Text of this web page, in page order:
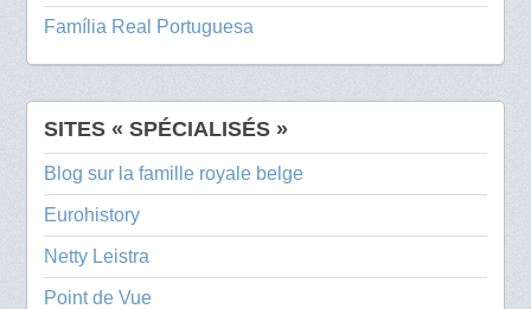
Família Real Portuguesa
SITES « SPÉCIALISÉS »
Blog sur la famille royale belge
Eurohistory
Netty Leistra
Point de Vue